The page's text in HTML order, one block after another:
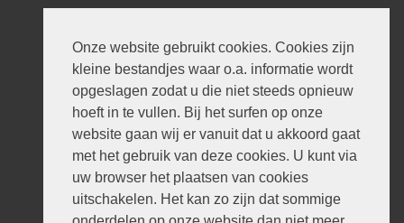
Onze website gebruikt cookies. Cookies zijn
kleine bestandjes waar o.a. informatie wordt
opgeslagen zodat u die niet steeds opnieuw
hoeft in te vullen. Bij het surfen op onze
website gaan wij er vanuit dat u akkoord gaat
met het gebruik van deze cookies. U kunt via
uw browser het plaatsen van cookies
uitschakelen. Het kan zo zijn dat sommige
© 2026 V en H Dakbedekking
Ontwerp:
iWould Design
Privacyverklaring
Disclaimer
Sitemap
Contact